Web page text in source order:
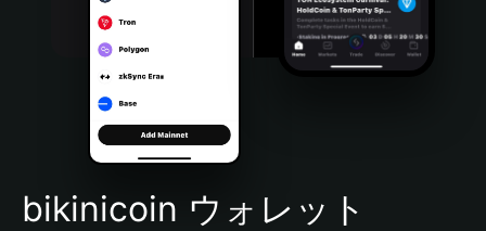
Português (Brasil)
Español (Argentina)
bikinicoin ウォレット